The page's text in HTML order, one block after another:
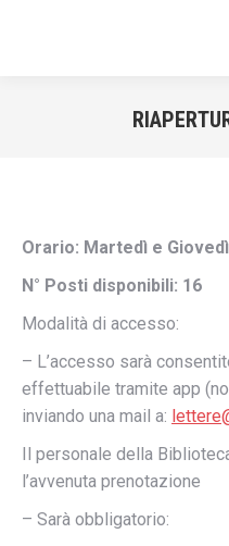
Orario: Martedì e
N° Posti disponibili: 16
Modalità di accesso:
– L’accesso sarà
effettuabile tramite app
inviando una mail a:
Il personale della
l’avvenuta prenotazione
– Sarà obbligatorio: